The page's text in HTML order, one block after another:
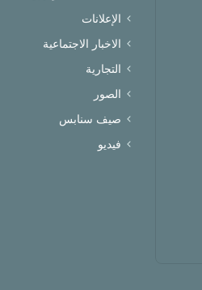
الإعلانات
الاخبار الاجتماعية
التجارية
الصور
صيف سنابس
فيديو